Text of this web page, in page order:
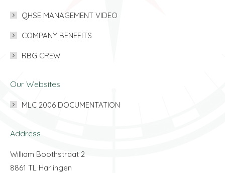
QHSE MANAGEMENT VIDEO
COMPANY BENEFITS
RBG CREW
Our Websites
MLC 2006 DOCUMENTATION
Address
William Boothstraat 2
8861 TL Harlingen